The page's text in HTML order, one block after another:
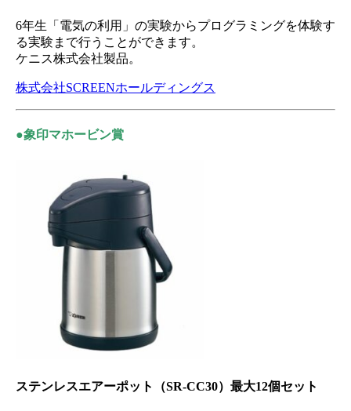
6年生「電気の利用」の実験からプログラミングを体験す
る実験まで行うことができます。
ケニス株式会社製品。
株式会社SCREENホールディングス
●象印マホービン賞
ステンレスエアーポット（SR-CC30）最大12個セット